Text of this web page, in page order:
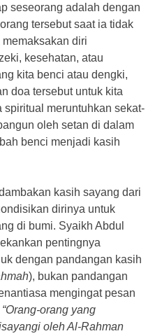
seseorang adalah dengan
tersebut saat ia tidak
diri
kesehatan, atau
kita benci atau dengki,
doa tersebut untuk kita
meruntuhkan sekat-
oleh setan di dalam
benci menjadi kasih
kasih sayang dari
dirinya untuk
di bumi. Syaikh Abdul
pentingnya
dengan pandangan kasih
), bukan pandangan
mengingat pesan
“Orang-orang yang
oleh Al-Rahman